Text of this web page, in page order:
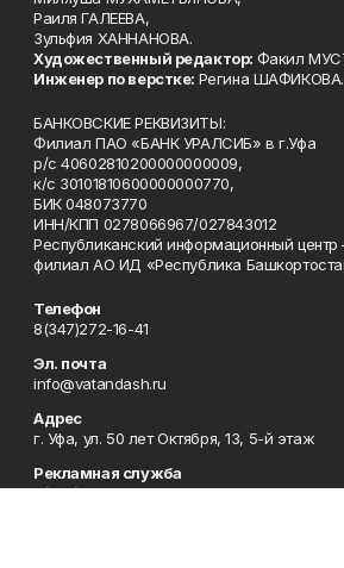
Раиля ГАЛЕЕВА,
Зульфия ХАННАНОВА.
Художественный редактор: Факил
Инженер по верстке: Регина ШАФИКОВА.
БАНКОВСКИЕ РЕКВИЗИТЫ:
Филиал ПАО «БАНК УРАЛСИБ» в г.Уфа
р/с 40602810200000000009,
к/с 30101810600000000770,
БИК 048073770
ИНН/КПП 0278066967/027843012
Республиканский информационный центр
филиал АО ИД «Республика
Телефон
8(347)272-16-41
Эл. почта
info@vatandash.ru
Адрес
г. Уфа, ул. 50 лет Октября, 13, 5-й этаж
Рекламная служба
8(347)272-16-41